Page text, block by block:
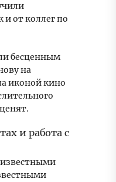
и от коллег по
бесценным
на
иконой кино
и работа с
известными